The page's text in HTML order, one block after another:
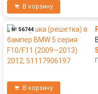
В корзину
№ 56744
В корзину